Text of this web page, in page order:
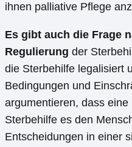
ihnen palliative Pflege
Es gibt auch die Frage
Regulierung der
die Sterbehilfe legalisiert
Bedingungen und
argumentieren, dass
Sterbehilfe es den
Entscheidungen in einer